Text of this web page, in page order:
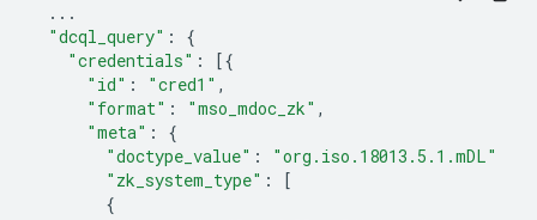
...
"dcql_query" :
{
"credentials" :
[{
"id" : "cred1" ,
"format" : "mso_mdoc_zk" ,
"meta" :
{
"doctype_value" :
"org.iso.18013.5.1.mDL"
"zk_system_type" :
[
{